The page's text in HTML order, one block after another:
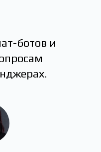
ботов и